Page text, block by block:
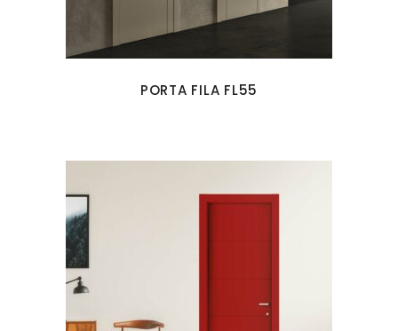
PORTA FILA FL55